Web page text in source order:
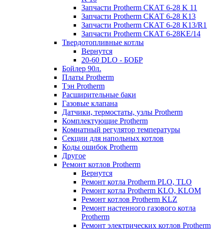
Запчасти Protherm СКАТ 6-28 K 11
Запчасти Protherm СКАТ 6-28 K13
Запчасти Protherm СКАТ 6-28 K13/R1
Запчасти Protherm СКАТ 6-28KE/14
Твердотопливные котлы
Вернутся
20-60 DLO - БОБР
Бойлер 90л.
Платы Protherm
Тэн Protherm
Расширительные баки
Газовые клапана
Датчики, термостаты, узлы Protherm
Комплектующие Protherm
Комнатный регулятор температуры
Секции для напольных котлов
Коды ошибок Protherm
Другое
Ремонт котлов Protherm
Вернутся
Ремонт котла Protherm PLO, TLO
Ремонт котла Protherm KLO, KLOM
Ремонт котлов Protherm KLZ
Ремонт настенного газового котла
Protherm
Ремонт электрических котлов Protherm